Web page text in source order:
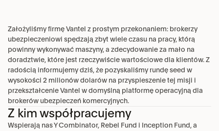
Założyliśmy firmę Vantel z prostym przekonaniem: brokerzy
ubezpieczeniowi spędzają zbyt wiele czasu na pracy, którą
powinny wykonywać maszyny, a zdecydowanie za mało na
doradztwie, które jest rzeczywiście wartościowe dla klientów. Z
radością informujemy dziś, że pozyskaliśmy rundę seed w
wysokości 2 milionów dolarów na przyspieszenie tej misji i
przekształcenie Vantel w domyślną platformę operacyjną dla
brokerów ubezpieczeń komercyjnych.
Z kim współpracujemy
Wspierają nas Y Combinator, Rebel Fund i Inception Fund, a